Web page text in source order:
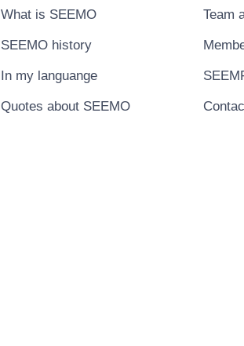
What is SEEMO
SEEMO history
In my languange
Quotes about SEEMO
Team